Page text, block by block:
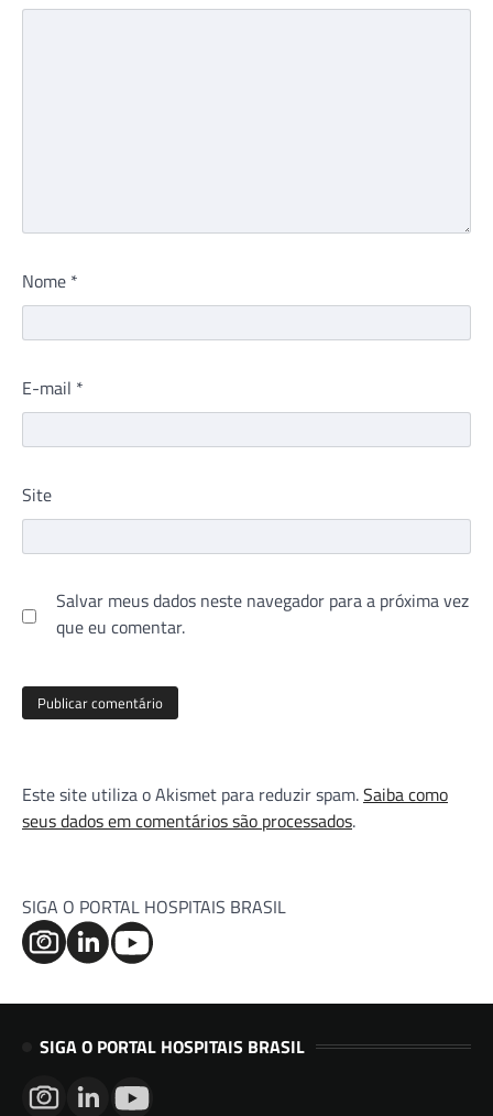
Nome *
E-mail *
Site
Salvar meus dados neste navegador para a próxima vez
que eu comentar.
Este site utiliza o Akismet para reduzir spam.Saiba como
seus dados em comentários são processados.
SIGA O PORTAL HOSPITAIS BRASIL
SIGA O PORTAL HOSPITAIS BRASIL